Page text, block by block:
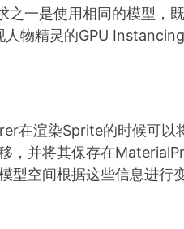
一是使用相同的模型，
物精灵的GPU
在渲染Sprite的时候可以
，并将其保存在
型空间根据这些信息进行